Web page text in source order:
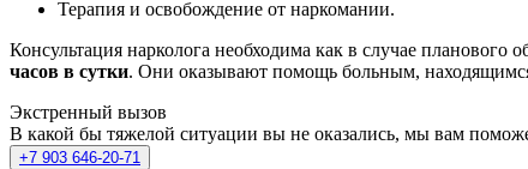
Терапия и освобождение от наркомании.
Консультация нарколога необходима как в случае
часов в сутки. Они оказывают помощь больным,
Экстренный вызов
В какой бы тяжелой ситуации вы не оказались, мы вам
+7 903 646-20-71